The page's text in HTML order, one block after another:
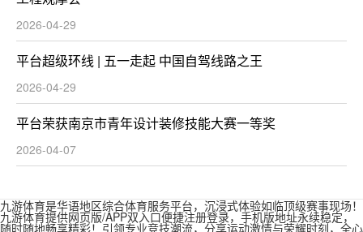
2026-04-29
平台超级环线 | 五一走起 中国自驾线路之王
2026-04-29
平台荣获南京市青年设计装修技能大赛一等奖
2026-04-07
九游体育是华语地区综合体育服务平台，沉浸式体验如临顶级赛事现场！
九游体育提供网页版/APP双入口便捷注册登录，手机版地址永续稳定，
随时随地畅享精彩！引领专业竞技潮流，分享运动激情与荣耀时刻，全心